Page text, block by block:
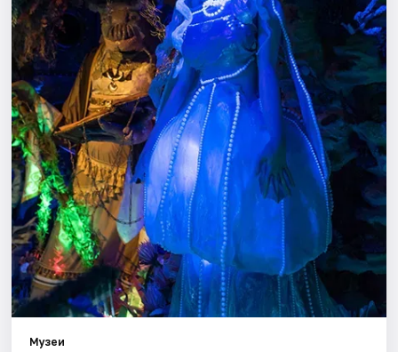
Города
Площадки
Артисты
Рейтинги
Музеи